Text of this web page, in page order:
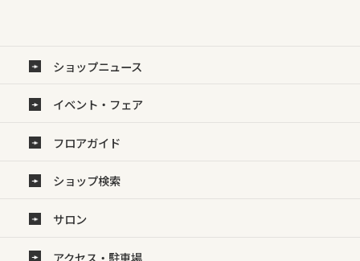
ショップニュース
イベント・フェア
フロアガイド
ショップ検索
サロン
アクセス・駐車場